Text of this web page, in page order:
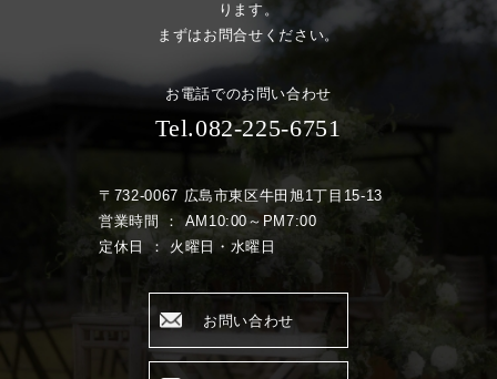
ります。
まずはお問合せください。
お電話でのお問い合わせ
Tel.082-225-6751
〒732-0067 広島市東区牛田旭1丁目15-13
営業時間 ： AM10:00～PM7:00
定休日 ： 火曜日・水曜日
お問い合わせ